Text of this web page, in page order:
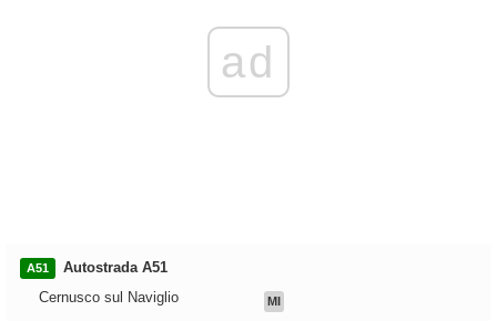
ad
A51
Autostrada A51
Cernusco sul Naviglio
MI